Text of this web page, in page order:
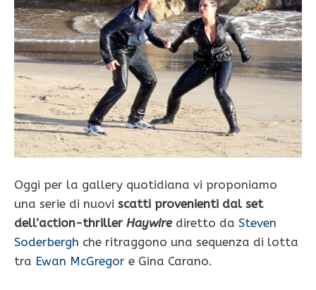
Oggi per la gallery quotidiana vi proponiamo
una serie di nuovi scatti provenienti dal set
dell’action-thriller Haywirediretto da Steven
Soderbergh che ritraggono una sequenza di lotta
tra Ewan McGregor e Gina Carano.